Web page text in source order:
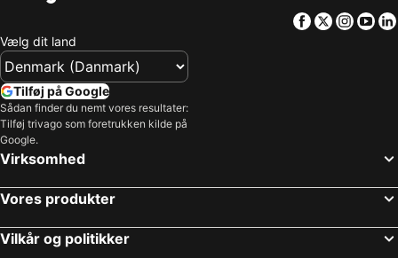
Sencelles, bed and breakfasts
Pollensa, bed and breakfasts
Artà, bed and breakfasts
Can Picafort, bed and breakfasts
Facebook
Twitter
Vælg dit land
Tilføj på Google
Sådan finder du nemt vores resultater:
Tilføj trivago som foretrukken kilde på
Google.
Virksomhed
Vores produkter
Vilkår og politikker